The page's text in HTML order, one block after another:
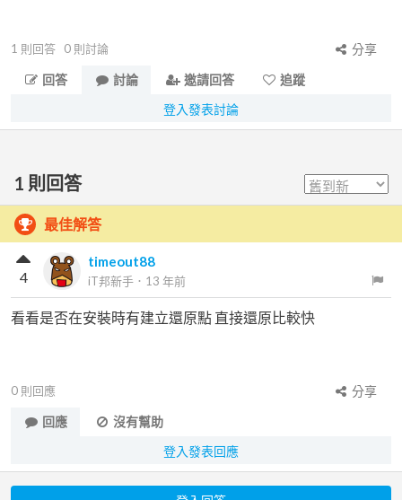
1 則回答 0 則討論
分享
回答
討論 邀請回答
追蹤
登入發表討論
1 則回答
最佳解答
timeout88
iT邦新手 ． 13 年前
4
看看是否在安裝時有建立還原點 直接還原比較快
0 則回應
分享
回應
沒有幫助
登入發表回應